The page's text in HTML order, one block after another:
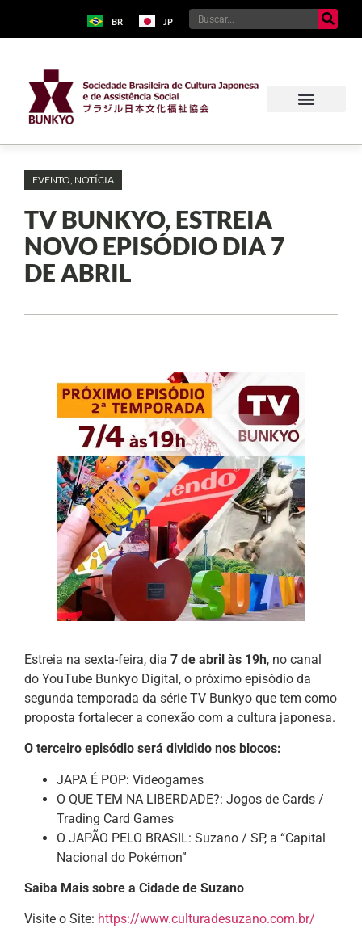
BR JP
EVENTO NOTÍCIA
TV BUNKYO, ESTREIA
NOVO EPISÓDIO DIA 7
DE ABRIL
Estreia na sexta-feira, dia 7 de abril às 19h, no canal
do YouTube Bunkyo Digital, o próximo episódio da
segunda temporada da série TV Bunkyo que tem como
proposta fortalecer a conexão com a cultura japonesa.
O terceiro episódio será dividido nos blocos:
JAPA É POP: Videogames
O QUE TEM NA LIBERDADE?: Jogos de Cards /
Trading Card Games
O JAPÃO PELO BRASIL: Suzano / SP, a “Capital
Nacional do Pokémon”
Saiba Mais sobre a Cidade de Suzano
Visite o Site: https://www.culturadesuzano.com.br/